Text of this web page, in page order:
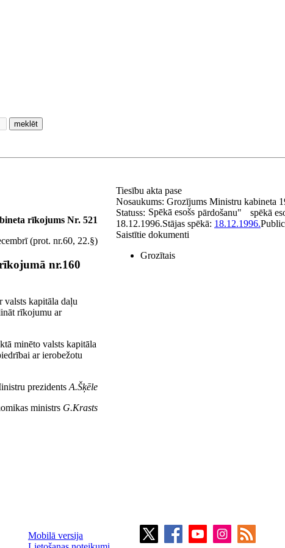
meklēt
rīkojums Nr. 521
(prot. nr.60, 22.§)
nr.160
valsts kapitāla daļu
rīkojumu ar
minēto valsts kapitāla
ar ierobežotu
prezidentsA.Šķēle
ministrs G.Krasts
Tiesību akta pase
Nosaukums: Grozījums Ministru kabineta
pārdošanu"
Statuss: Spēkā esošs spēkā
18.12.1996.Stājas spēkā: 18.12.1996.
Saistītie dokumenti
Grozītais
Mobilā versija